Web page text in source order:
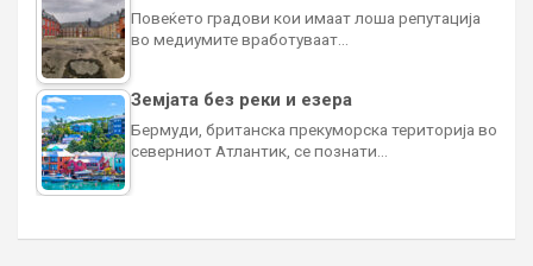
Повеќето градови кои имаат лоша репутација
во медиумите вработуваат…
Земјата без реки и езера
Бермуди, британска прекуморска територија во
северниот Атлантик, се познати…